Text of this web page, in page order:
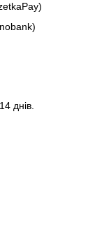
днів.